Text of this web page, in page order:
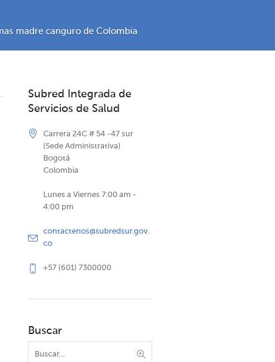
madre canguro de Colombia
Subred Integrada de
Servicios de Salud
Carrera 24C # 54 -47 sur
(Sede Administrativa)
Bogotá
Colombia
Lunes a Viernes 7:00 am -
4:00 pm
contactenos@subredsur.gov.
co
+57 (601) 7300000
Buscar